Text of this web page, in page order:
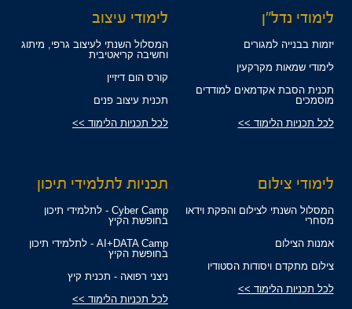
לימודי נדל"ן
יזמות בבנייה למגורים
לימודי שמאות מקרקעין
תכנית הסבת אקדמאים למודדים
מוסמכים
לכל תכניות הלימוד >>
לימודי עיצוב
המסלול השנתי לעיצוב גרפי, מיתוג
וחשיבה קריאטיבית
קורס הום דיזיין
תכנית עיצוב פנים
לכל תכניות הלימוד >>
לימודי צילום
המסלול השנתי לצילום והפקת וידאו
מסחרי
אמנות הצילום
צילום מתקדם ויסודות הסטודיו
לכל תכניות הלימוד >>
תכניות לתלמידי תיכון
Cyber Camp - לתלמידי תיכון
בחופשת הקיץ
AI+DATA Camp - לתלמידי תיכון
בחופשת הקיץ
ניצני רפואה - תכנית קיץ
לכל תכניות הלימוד >>